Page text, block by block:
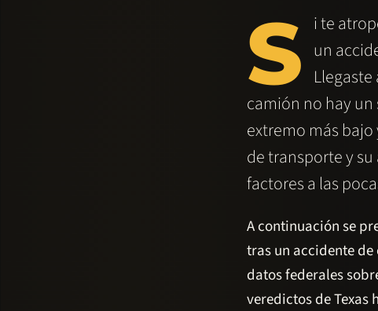
S i te
un
camión no hay
extremo más bajo
de transporte y
factores a las
A continuación se
tras un accidente de
datos federales
veredictos de Texas